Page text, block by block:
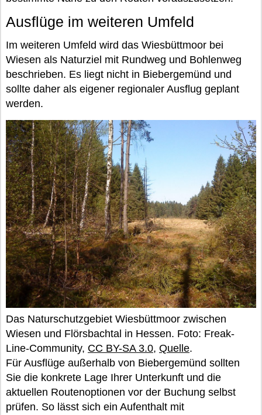
Ausflüge im weiteren Umfeld
Im weiteren Umfeld wird das Wiesbüttmoor bei
Wiesen als Naturziel mit Rundweg und Bohlenweg
beschrieben. Es liegt nicht in Biebergemünd und
sollte daher als eigener regionaler Ausflug geplant
werden.
Das Naturschutzgebiet Wiesbüttmoor zwischen
Wiesen und Flörsbachtal in Hessen. Foto: Freak-
Line-Community, CC BY-SA 3.0, Quelle.
Für Ausflüge außerhalb von Biebergemünd sollten
Sie die konkrete Lage Ihrer Unterkunft und die
aktuellen Routenoptionen vor der Buchung selbst
prüfen. So lässt sich ein Aufenthalt mit